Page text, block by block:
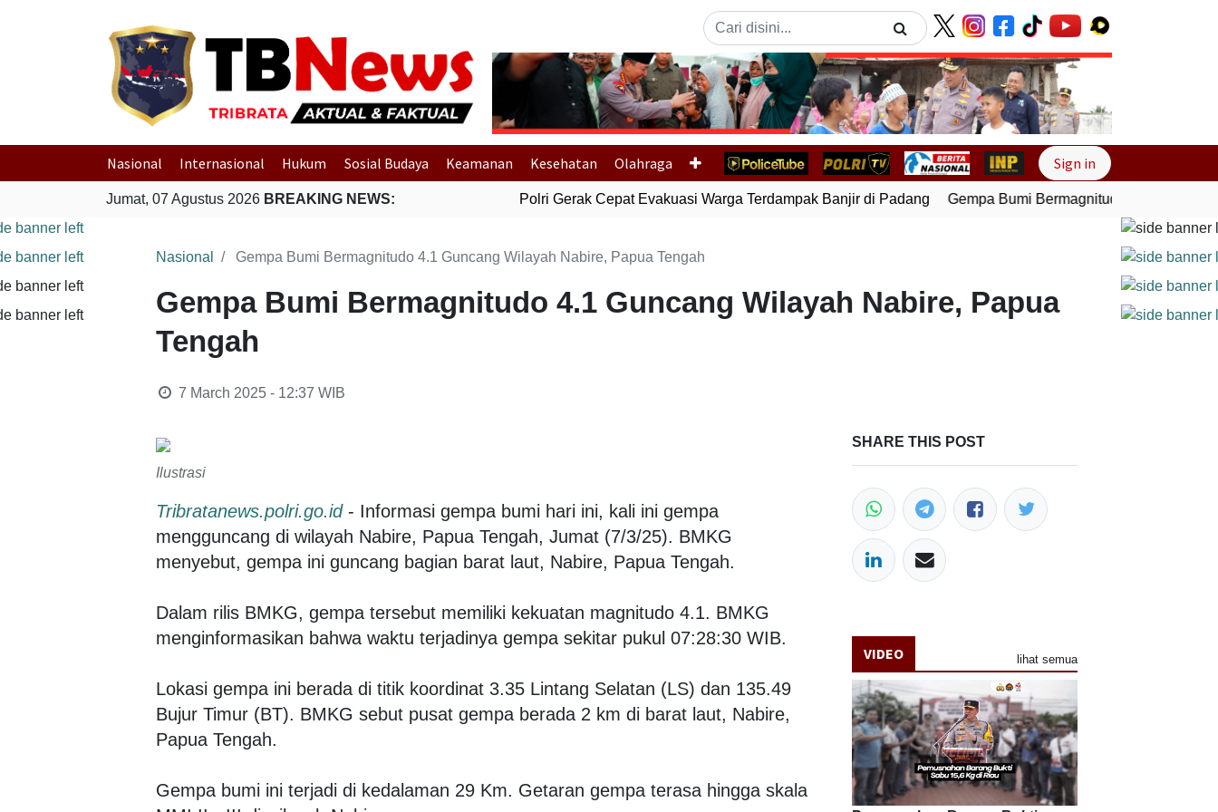
Previous Next
Nasional Internasional Hukum Sosial Budaya Keamanan Kesehatan Olahraga Sign in
Jumat, 07 Agustus 2026 BREAKING NEWS: Polri Gerak Cepat Evakuasi Warga Terdampak Banjir di Padang Gempa Bumi Bermagnitudo 5,1 Kembali
Nasional Gempa Bumi Bermagnitudo 4.1 Guncang Wilayah Nabire, Papua Tengah
Gempa Bumi Bermagnitudo 4.1 Guncang Wilayah Nabire, Papua
Tengah
7 March 2025 - 12:37 WIB
Ilustrasi
Tribratanews.polri.go.id - Informasi gempa bumi hari ini, kali ini gempa
mengguncang di wilayah Nabire, Papua Tengah, Jumat (7/3/25). BMKG
menyebut, gempa ini guncang bagian barat laut, Nabire, Papua Tengah.
Dalam rilis BMKG, gempa tersebut memiliki kekuatan magnitudo 4.1. BMKG
menginformasikan bahwa waktu terjadinya gempa sekitar pukul 07:28:30 WIB.
Lokasi gempa ini berada di titik koordinat 3.35 Lintang Selatan (LS) dan 135.49
Bujur Timur (BT). BMKG sebut pusat gempa berada 2 km di barat laut, Nabire,
Papua Tengah.
Gempa bumi ini terjadi di kedalaman 29 Km. Getaran gempa terasa hingga skala
SHARE THIS POST
VIDEO lihat semua